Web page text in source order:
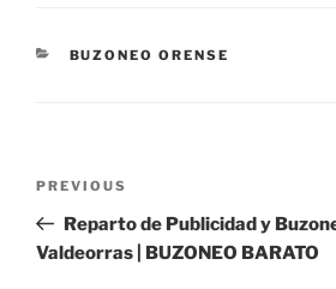
CATEGORIES
BUZONEO ORENSE
Previous
Post
PREVIOUS
Reparto de Publicidad y
Valdeorras | BUZONEO BARATO